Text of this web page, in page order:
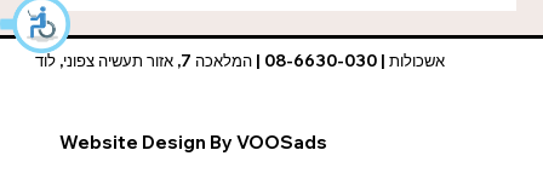
אשכולות | 08-6630-030 | המלאכה 7, אזור תעשיה צפוני, לוד
Website Design By VOOSads